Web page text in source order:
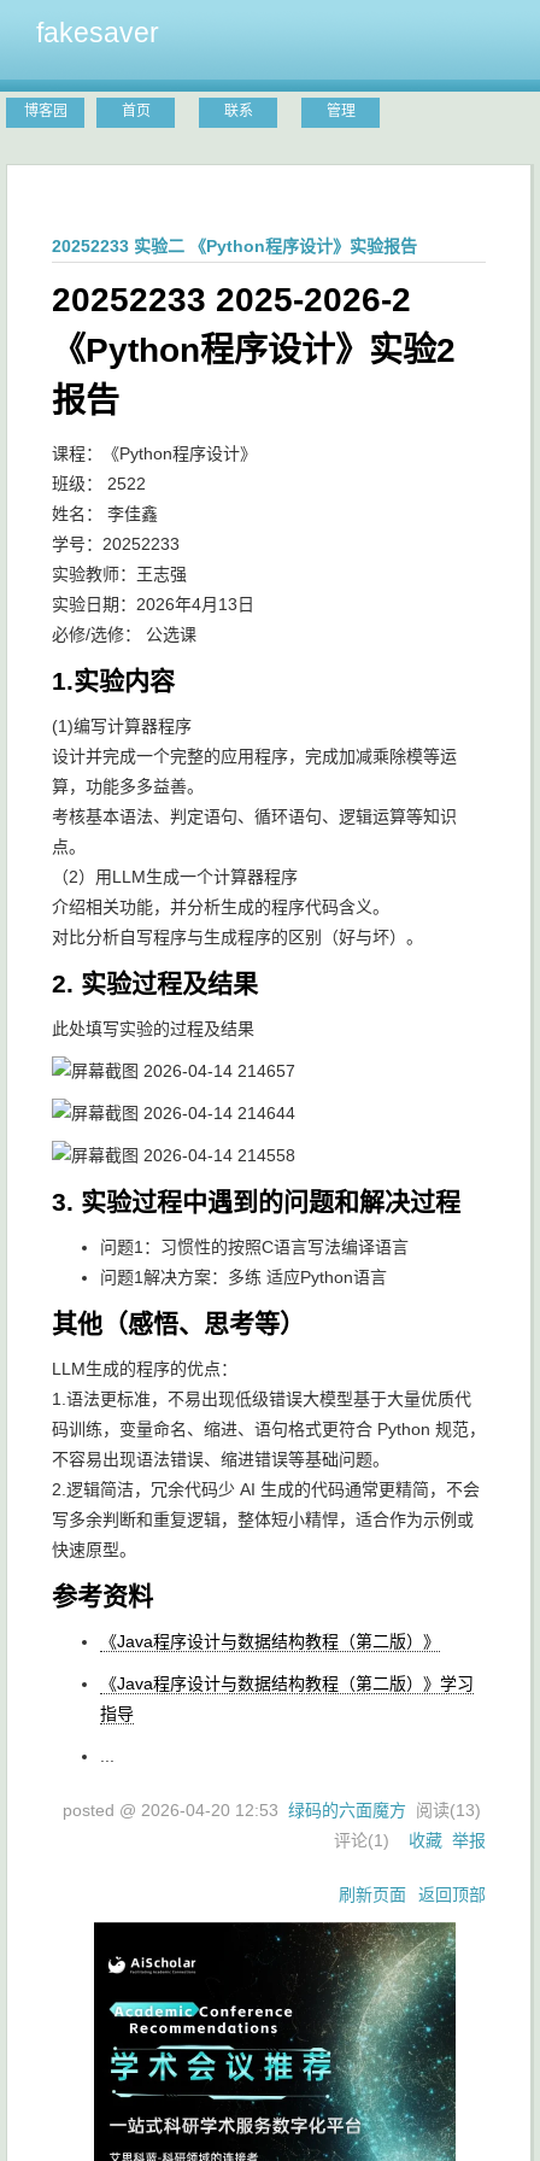
fakesaver
博客园 首页 联系 管理
20252233 实验二 《Python程序设计》实验报告
20252233 2025-2026-2
《Python程序设计》实验2
报告
课程：《Python程序设计》
班级： 2522
姓名： 李佳鑫
学号：20252233
实验教师：王志强
实验日期：2026年4月13日
必修/选修： 公选课
1.实验内容
(1)编写计算器程序
设计并完成一个完整的应用程序，完成加减乘除模等运
算，功能多多益善。
考核基本语法、判定语句、循环语句、逻辑运算等知识
点。
（2）用LLM生成一个计算器程序
介绍相关功能，并分析生成的程序代码含义。
对比分析自写程序与生成程序的区别（好与坏）。
2. 实验过程及结果
此处填写实验的过程及结果
3. 实验过程中遇到的问题和解决过程
问题1：习惯性的按照C语言写法编译语言
问题1解决方案：多练 适应Python语言
其他（感悟、思考等）
LLM生成的程序的优点：
1.语法更标准，不易出现低级错误大模型基于大量优质代
码训练，变量命名、缩进、语句格式更符合 Python 规范，
不容易出现语法错误、缩进错误等基础问题。
2.逻辑简洁，冗余代码少 AI 生成的代码通常更精简，不会
写多余判断和重复逻辑，整体短小精悍，适合作为示例或
快速原型。
参考资料
《Java程序设计与数据结构教程（第二版）》
《Java程序设计与数据结构教程（第二版）》学习
指导
posted @ 2026-04-20 12:53 绿码的六面魔方 阅读(13)
评论(1) 收藏 举报
刷新页面 返回顶部